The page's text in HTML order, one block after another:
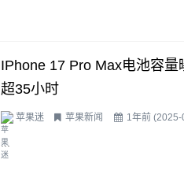
IPhone 17 Pro Max电池容
超35小时
苹果迷 苹果新闻 1年前
...